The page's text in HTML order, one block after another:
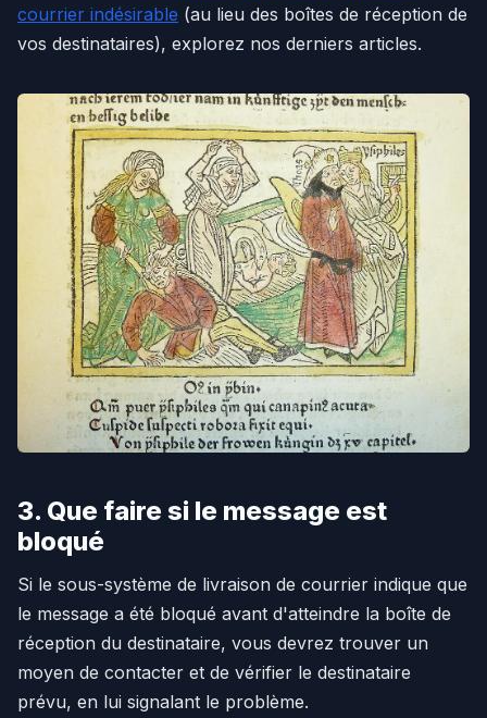
courrier indésirable (au lieu des boîtes de réception de
vos destinataires), explorez nos derniers articles.
3. Que faire si le message est
bloqué
Si le sous-système de livraison de courrier indique que
le message a été bloqué avant d'atteindre la boîte de
réception du destinataire, vous devrez trouver un
moyen de contacter et de vérifier le destinataire
prévu, en lui signalant le problème.